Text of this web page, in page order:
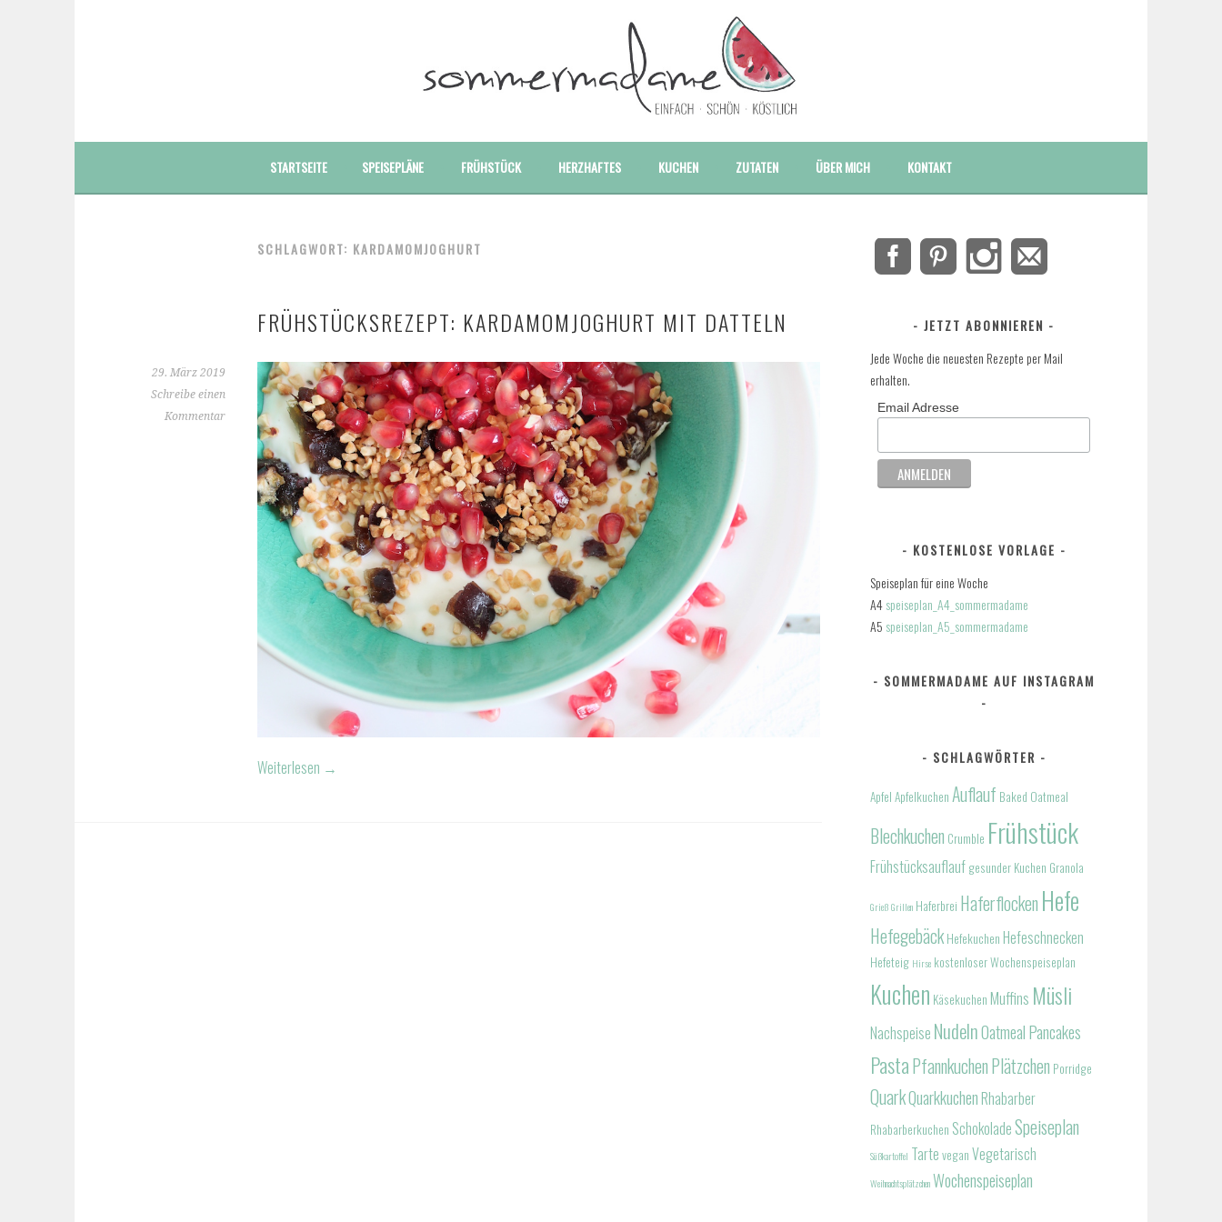
STARTSEITE SPEISEPLÄNE FRÜHSTÜCK HERZHAFTES KUCHEN ZUTATEN ÜBER MICH KONTAKT
SCHLAGWORT: KARDAMOMJOGHURT
FRÜHSTÜCKSREZEPT: KARDAMOMJOGHURT MIT DATTELN
29. März 2019
Schreibe einen
Kommentar
Weiterlesen →
JETZT ABONNIEREN
Jede Woche die neuesten Rezepte per Mail
erhalten.
Email Adresse
KOSTENLOSE VORLAGE
Speiseplan für eine Woche
A4speiseplan_A4_sommermadame
A5 speiseplan_A5_sommermadame
SOMMERMADAME AUF INSTAGRAM
SCHLAGWÖRTER
Apfel Apfelkuchen Auflauf Baked Oatmeal
Blechkuchen Crumble Frühstück
Frühstücksauflauf gesunder Kuchen Granola
GrießGrillen Haferbrei Haferflocken Hefe
Hefegebäck Hefekuchen Hefeschnecken
Hefeteig Hirse kostenloser Wochenspeiseplan
Kuchen Käsekuchen Muffins Müsli
Nachspeise NudelnOatmealPancakes
PastaPfannkuchenPlätzchen Porridge
QuarkQuarkkuchen Rhabarber
Rhabarberkuchen SchokoladeSpeiseplan
Süßkartoffel Tarte vegan Vegetarisch
WeihnachtsplätzchenWochenspeiseplan